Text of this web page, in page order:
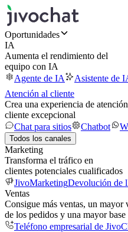
Oportunidades
IA
Aumenta el rendimiento del
equipo con IA
Agente de IA
Asistente de
Atención al cliente
Crea una experiencia de
cliente excepcional
Chat para sitios
Chatbot
Todos los canales
Marketing
Transforma el tráfico en
clientes potenciales cualificados
JivoMarketingDevolución de
Ventas
Consigue más ventas, un mayor
de los pedidos y una mayor base
Teléfono empresarial de